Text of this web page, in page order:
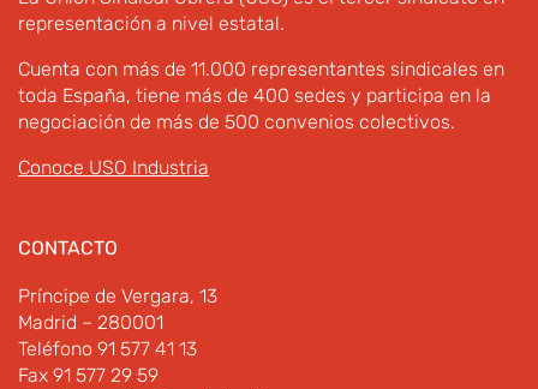
representación a nivel estatal.
Cuenta con más de 11.000 representantes sindicales en
toda España, tiene más de 400 sedes y participa en la
negociación de más de 500 convenios colectivos.
Conoce USO Industria
CONTACTO
Príncipe de Vergara, 13
Madrid – 280001
Teléfono 91 577 41 13
Fax 91 577 29 59